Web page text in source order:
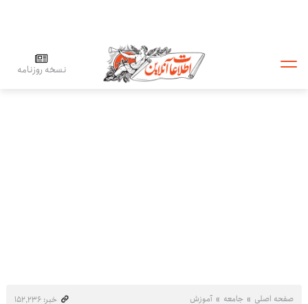
نسخه روزنامه
صفحه اصلی جامعه آموزش
خبر: ۱۵۲٬۲۳۶